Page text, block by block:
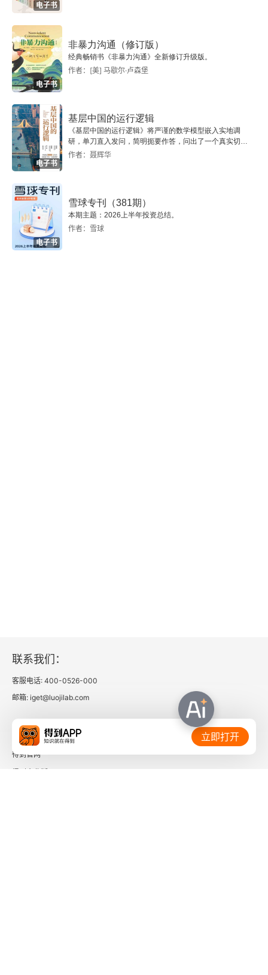
一、用不同的思维模型看世界
二、思考的四个层级
交叉思考的重要性
二、多个思维交叉的能量
三、打破思维壁垒
四、用读书打开自己的思维
五、逆转假设
六、永远不要停下前进的脚步
低水平思考和高水平思考
一、思维的3个层次
二、如何实现高水平思考
师，能精确复制美味（处理重复、逻辑问题）。但
一个令人向往的餐厅主厨，除了好吃，还要懂得设
计摆盘（设计感）、营造用餐氛围（体验）、讲述
食材背后的故事（讲故事）。后者创造的是一种无
法被简单复制的综合感受，这才是核心价值。总
之，在这个由人工智能和快速变化定义的时代，一
个人最核心的竞争力，不再是掌握某种固定的知识
或技能，而是拥有一个能够主动进化、不断升级的
思维操作系统。未来属于那些将自己的思维从一成
不变的执行指令，升级为持续进化、富有创造力和
温度的生命系统的人。
电子书
电子书
非暴力沟通（修订版）
经典畅销书《非暴力沟通》全新修订升级版。
作者：[美] 马歇尔·卢森堡
电子书
基层中国的运行逻辑
《基层中国的运行逻辑》将严谨的数学模型嵌入实地调
研，单刀直入发问，简明扼要作答，问出了一个真实切近
的基层中国。
作者：聂辉华
电子书
雪球专刊（381期）
本期主题：2026上半年投资总结。
作者：雪球
联系我们：
客服电话: 400-0526-000
邮箱: iget@luojilab.com
相关链接：
得到官网
立即打开